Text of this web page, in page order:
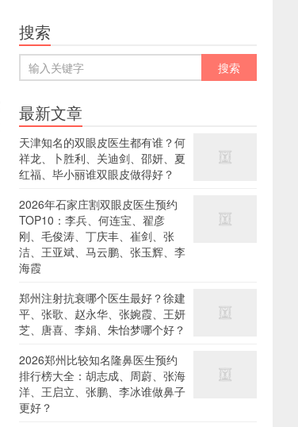
搜索
最新文章
天津知名的双眼皮医生都有谁？何
祥龙、卜胜利、关迪剑、邵妍、夏
红福、毕小丽谁双眼皮做得好？
2026年石家庄割双眼皮医生预约
TOP10：李兵、何连宝、翟彦
刚、毛俊涛、丁庆丰、崔剑、张
洁、王亚斌、马云鹏、张玉辉、李
海霞
郑州注射抗衰哪个医生最好？徐建
平、张歌、赵永华、张婉霞、王妍
芝、唐喜、李娟、朱怡梦哪个好？
2026郑州比较知名隆鼻医生预约
排行榜大全：胡志成、周蔚、张海
洋、王启立、张鹏、李冰谁做鼻子
更好？